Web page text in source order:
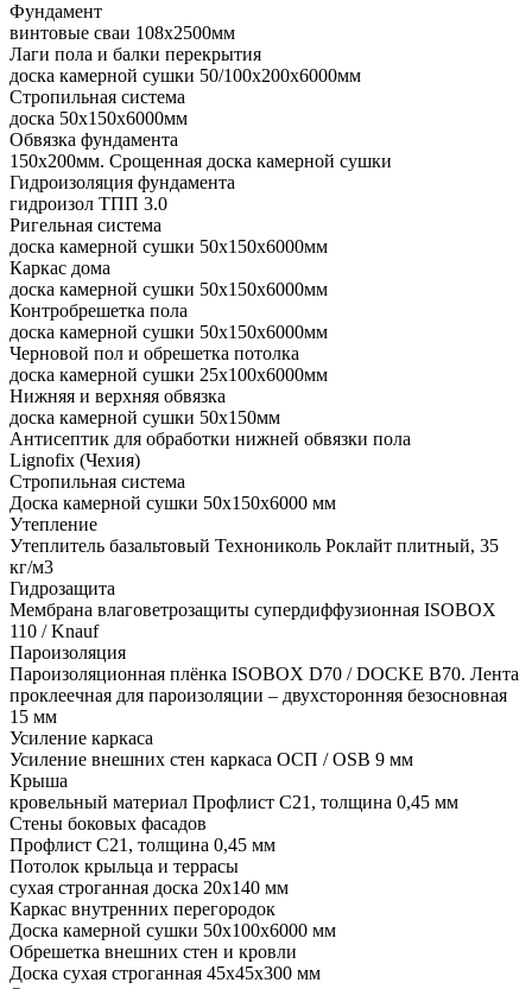
Фундамент
винтовые сваи 108x2500мм
Лаги пола и балки перекрытия
доска камерной сушки 50/100x200x6000мм
Стропильная система
доска 50x150x6000мм
Обвязка фундамента
150x200мм. Срощенная доска камерной сушки
Гидроизоляция фундамента
гидроизол ТПП 3.0
Ригельная система
доска камерной сушки 50x150x6000мм
Каркас дома
доска камерной сушки 50x150x6000мм
Контробрешетка пола
доска камерной сушки 50x150x6000мм
Черновой пол и обрешетка потолка
доска камерной сушки 25x100x6000мм
Нижняя и верхняя обвязка
доска камерной сушки 50x150мм
Антисептик для обработки нижней обвязки пола
Lignofix (Чехия)
Стропильная система
Доска камерной сушки 50х150х6000 мм
Утепление
Утеплитель базальтовый Технониколь Роклайт плитный, 35
кг/м3
Гидрозащита
Мембрана влаговетрозащиты супердиффузионная ISOBOX
110 / Knauf
Пароизоляция
Пароизоляционная плёнка ISOBOX D70 / DOCKЕ B70. Лента
проклеечная для пароизоляции – двухсторонняя безосновная
15 мм
Усиление каркаса
Усиление внешних стен каркаса ОСП / OSB 9 мм
Крыша
кровельный материал Профлист С21, толщина 0,45 мм
Стены боковых фасадов
Профлист С21, толщина 0,45 мм
Потолок крыльца и террасы
сухая строганная доска 20х140 мм
Каркас внутренних перегородок
Доска камерной сушки 50х100х6000 мм
Обрешетка внешних стен и кровли
Доска сухая строганная 45х45х300 мм